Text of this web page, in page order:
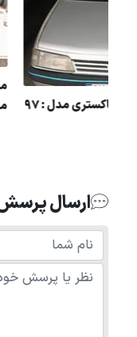
مزایده 405 رنگ : خاکستری مدل : 97
ارسال